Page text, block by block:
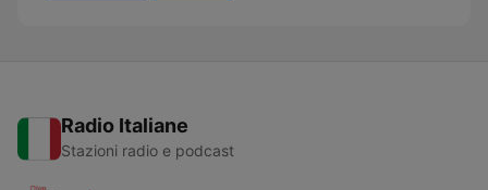
Radio Italiane
Stazioni radio e podcast